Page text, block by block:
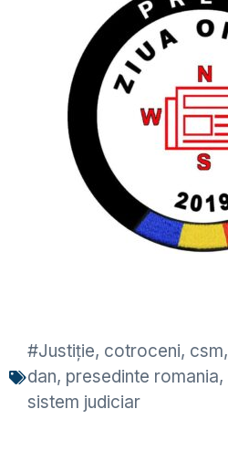
#Justiție, cotroceni, csm,
dan, presedinte romania,
sistem judiciar